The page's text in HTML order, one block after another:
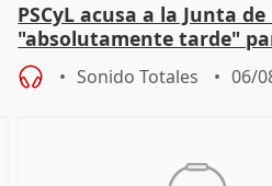
PSCyL acusa a la Junta
"absolutamente tarde"
problemas como Newcastle
Sonido Totales 06/